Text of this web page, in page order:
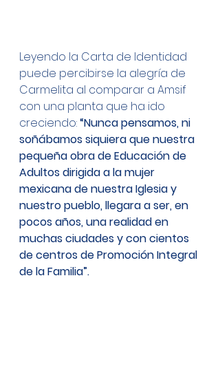
Leyendo la Carta de Identidad
puede percibirse la alegría de
Carmelita al comparar a Amsif
con una planta que ha ido
creciendo: “Nunca pensamos, ni
soñábamos siquiera que nuestra
pequeña obra de Educación de
Adultos dirigida a la mujer
mexicana de nuestra Iglesia y
nuestro pueblo, llegara a ser, en
pocos años, una realidad en
muchas ciudades y con cientos
de centros de Promoción Integral
de la Familia”.